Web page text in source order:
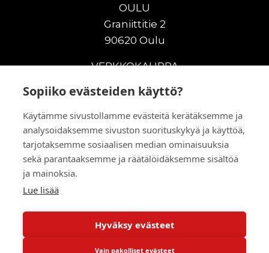
Sopiiko evästeiden käyttö?
Käytämme sivustollamme evästeitä kerätäksemme ja
analysoidaksemme sivuston suorituskykyä ja käyttöä,
tarjotaksemme sosiaalisen median ominaisuuksia
sekä parantaaksemme ja räätälöidäksemme sisältöä
ja mainoksia.
Lue lisää
Hyväksy evästeet
Vain pakolliset evästeet
OULU
Graniittitie 2
90620 Oulu
VERKKOKAUPPA
Uudet maanrakennuskoneet
Vuokrakoneet
Kampanjat
Vaihtokoneet
© 2026 RealMachinery Oy